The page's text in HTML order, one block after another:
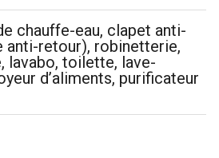
chauffe-eau, clapet anti-
anti-retour), robinetterie,
lavabo, toilette, lave-
d’aliments, purificateur